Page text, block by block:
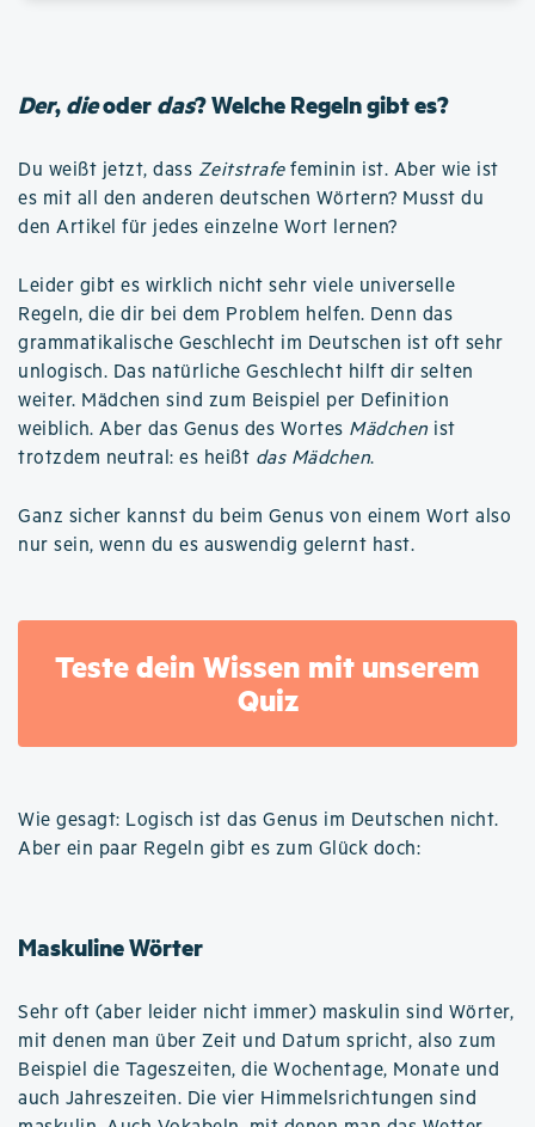
Der,dieoderdas? Welche Regeln gibt es?
Du weißt jetzt, dass Zeitstrafefeminin ist. Aber wie ist
es mit all den anderen deutschen Wörtern? Musst du
den Artikel für jedes einzelne Wort lernen?
Leider gibt es wirklich nicht sehr viele universelle
Regeln, die dir bei dem Problem helfen. Denn das
grammatikalische Geschlecht im Deutschen ist oft sehr
unlogisch. Das natürliche Geschlecht hilft dir selten
weiter. Mädchen sind zum Beispiel per Definition
weiblich. Aber das Genus des Wortes Mädchen ist
trotzdem neutral: es heißt das Mädchen.
Ganz sicher kannst du beim Genus von einem Wort also
nur sein, wenn du es auswendig gelernt hast.
Teste dein Wissen mit unserem
Quiz
Wie gesagt: Logisch ist das Genus im Deutschen nicht.
Aber ein paar Regeln gibt es zum Glück doch:
Maskuline Wörter
Sehr oft (aber leider nicht immer) maskulin sind Wörter,
mit denen man über Zeit und Datum spricht, also zum
Beispiel die Tageszeiten, die Wochentage, Monate und
auch Jahreszeiten. Die vier Himmelsrichtungen sind